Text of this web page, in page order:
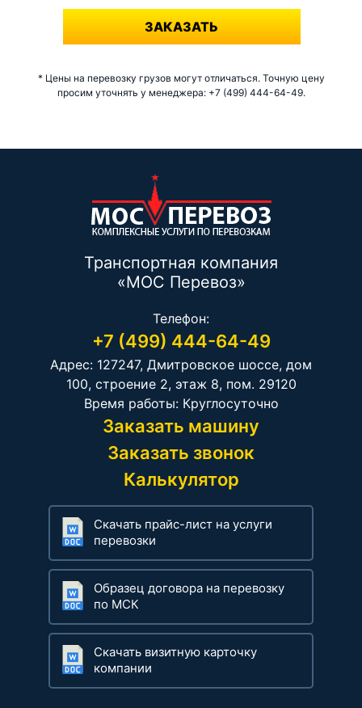
ЗАКАЗАТЬ
* Цены на перевозку грузов могут отличаться. Точную цену
просим уточнять у менеджера: +7 (499) 444-64-49.
Транспортная компания
«МОС Перевоз»
Телефон:
+7 (499) 444-64-49
Адрес: 127247, Дмитровское шоссе, дом
100, строение 2, этаж 8, пом. 29120
Время работы: Круглосуточно
Заказать машину
Заказать звонок
Калькулятор
Скачать прайс-лист на услуги
перевозки
Образец договора на перевозку
по МСК
Скачать визитную карточку
компании